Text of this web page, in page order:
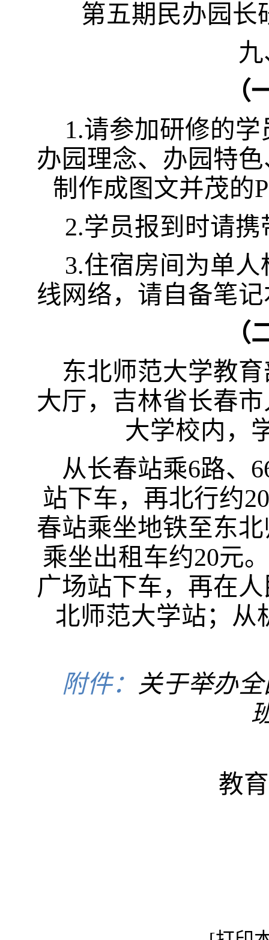
第五期民办园长
（
1.请参加研修的学
办园理念、办园特
制作成图文并茂的
2.学员报到时请
3.住宿房间为单
线网络，请自备笔
（
东北师范大学教
大厅，吉林省长春
大学校内，
从长春站乘6路、
站下车，再北行约
春站乘坐地铁至东
乘坐出租车约20元
广场站下车，再在
北师范大学站；从
附件：
关于举办
教